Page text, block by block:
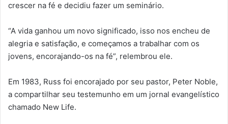
crescer na fé e decidiu fazer um seminário.
“A vida ganhou um novo significado, isso nos encheu de
alegria e satisfação, e começamos a trabalhar com os
jovens, encorajando-os na fé”, relembrou ele.
Em 1983, Russ foi encorajado por seu pastor, Peter Noble,
a compartilhar seu testemunho em um jornal evangelístico
chamado New Life.